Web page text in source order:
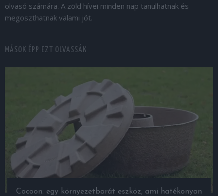
olvasó számára. A zöld hívei minden nap tanulhatnak és
megoszthatnak valami jót.
MÁSOK ÉPP EZT OLVASSÁK
Cocoon: egy környezetbarát eszköz, ami hatékonyan